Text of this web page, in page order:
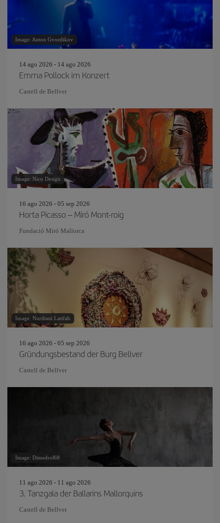
Image: Anton Gvozdikov
14 ago 2026 - 14 ago 2026
Emma Pollock im Konzert
Castell de Bellver
Image: Nico Design
16 ago 2026 - 05 sep 2026
Horta Picasso – Miró Mont-roig
Fundació Miró Mallorca
Image: Nurdiani Latifah
16 ago 2026 - 05 sep 2026
Gründungsbestand der Burg Bellver
Castell de Bellver
Image: Dimedrol68
11 ago 2026 - 11 ago 2026
3. Tanzgala der Ballarins Mallorquins
Castell de Bellver